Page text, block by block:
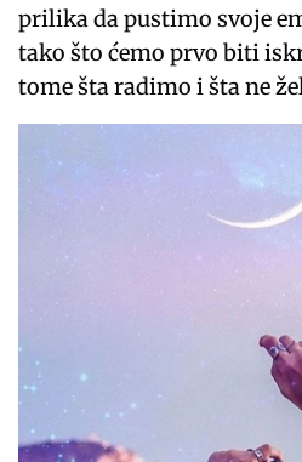
prilika da pustimo svoje
tako što ćemo prvo biti
tome šta radimo i šta ne